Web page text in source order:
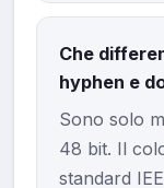
Che
hyphen e
Sono solo
48 bit. Il
standard